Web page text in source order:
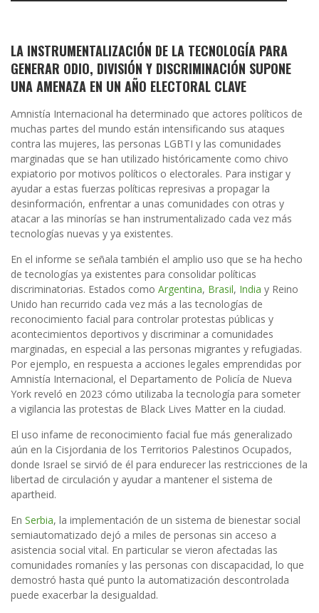
LA INSTRUMENTALIZACIÓN DE LA TECNOLOGÍA PARA
GENERAR ODIO, DIVISIÓN Y DISCRIMINACIÓN SUPONE
UNA AMENAZA EN UN AÑO ELECTORAL CLAVE
Amnistía Internacional ha determinado que actores políticos de
muchas partes del mundo están intensificando sus ataques
contra las mujeres, las personas LGBTI y las comunidades
marginadas que se han utilizado históricamente como chivo
expiatorio por motivos políticos o electorales. Para instigar y
ayudar a estas fuerzas políticas represivas a propagar la
desinformación, enfrentar a unas comunidades con otras y
atacar a las minorías se han instrumentalizado cada vez más
tecnologías nuevas y ya existentes.
En el informe se señala también el amplio uso que se ha hecho
de tecnologías ya existentes para consolidar políticas
discriminatorias. Estados como Argentina, Brasil, India y Reino
Unido han recurrido cada vez más a las tecnologías de
reconocimiento facial para controlar protestas públicas y
acontecimientos deportivos y discriminar a comunidades
marginadas, en especial a las personas migrantes y refugiadas.
Por ejemplo, en respuesta a acciones legales emprendidas por
Amnistía Internacional, el Departamento de Policía de Nueva
York reveló en 2023 cómo utilizaba la tecnología para someter
a vigilancia las protestas de Black Lives Matter en la ciudad.
El uso infame de reconocimiento facial fue más generalizado
aún en la Cisjordania de los Territorios Palestinos Ocupados,
donde Israel se sirvió de él para endurecer las restricciones de la
libertad de circulación y ayudar a mantener el sistema de
apartheid.
En Serbia, la implementación de un sistema de bienestar social
semiautomatizado dejó a miles de personas sin acceso a
asistencia social vital. En particular se vieron afectadas las
comunidades romaníes y las personas con discapacidad, lo que
demostró hasta qué punto la automatización descontrolada
puede exacerbar la desigualdad.